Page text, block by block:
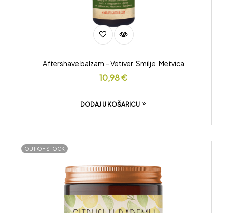
Aftershave balzam – Vetiver, Smilje, Metvica
10,98€
DODAJ U KOŠARICU
OUT OF STOCK